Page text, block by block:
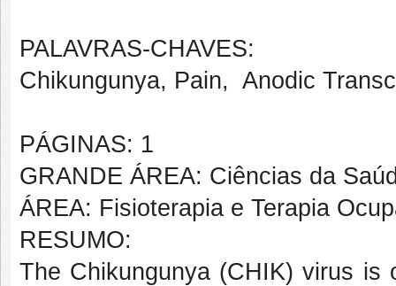
PALAVRAS-CHAVES:
Chikungunya, Pain, Anodic
PÁGINAS: 1
GRANDE ÁREA: Ciências da
ÁREA: Fisioterapia e Terapia
RESUMO:
The Chikungunya (CHIK) virus